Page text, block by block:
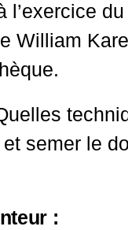
William
semer le
: